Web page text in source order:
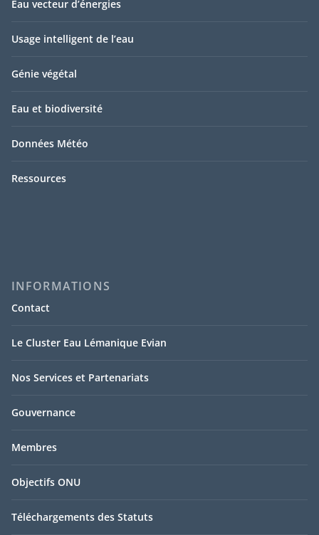
Eau vecteur d’énergies
Usage intelligent de l’eau
Génie végétal
Eau et biodiversité
Données Météo
Ressources
INFORMATIONS
Contact
Le Cluster Eau Lémanique Evian
Nos Services et Partenariats
Gouvernance
Membres
Objectifs ONU
Téléchargements des Statuts